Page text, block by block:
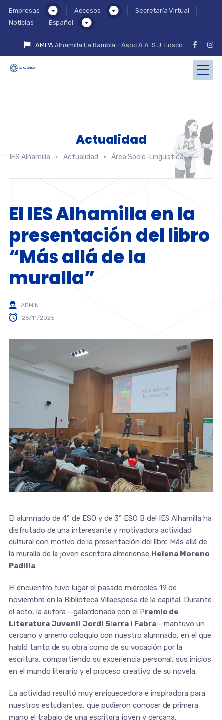
Empresas Accesos
Secretaría Virtual
Noticias
Español
AMPAAlhamilla La Rambla -Asoc.A.A. S.J. Bosco
Actualidad
IES Alhamilla Actualidad Área Socio-Lingüistica
El IES Alhamilla en la
presentación del libro
“Más allá de la
muralla”
ADMIN
26/11/2025
El alumnado de 4º de ESO y de 3º ESO B del IES Alhamilla ha
disfrutado de una interesante y motivadora actividad
cultural con motivo de la presentación del libro Más allá de
la muralla de la joven escritora almeriense Helena Moreno
Padilla.
El encuentro tuvo lugar el pasado miércoles 19 de
noviembre en la Biblioteca Villaespesa de la capital. Durante
el acto, la autora —galardonada con el Premio de
Literatura Juvenil Jordi Sierra i Fabra— mantuvo un
cercano y ameno coloquio con nuestro alumnado, en el que
habló tanto de su obra como de su vocación por la
escritura, compartiendo su experiencia personal, sus inicios
en el mundo literario y el proceso creativo de su novela.
La actividad resultó muy enriquecedora e inspiradora para
nuestros estudiantes, que pudieron conocer de primera
mano el trabajo de una escritora joven y cercana,